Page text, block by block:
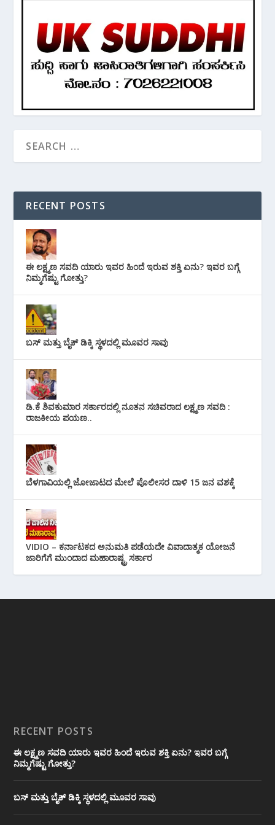
RECENT POSTS
ಈ ಲಕ್ಷ್ಮಣ ಸವದಿ ಯಾರು ಇವರ ಹಿಂದೆ ಇರುವ ಶಕ್ತಿ ಏನು? ಇವರ ಬಗ್ಗೆ
ನಿಮ್ಮಗೆಷ್ಟು ಗೋತ್ತು?
ಬಸ್ ಮತ್ತು ಬೈಕ್ ಡಿಕ್ಕಿ ಸ್ಥಳದಲ್ಲಿ ಮೂವರ ಸಾವು
ಡಿ.ಕೆ ಶಿವಕುಮಾರ ಸರ್ಕಾರದಲ್ಲಿ ನೂತನ ಸಚಿವರಾದ ಲಕ್ಷ್ಮಣ ಸವದಿ :
ರಾಜಕೀಯ ಪಯಣ..
ಬೆಳಗಾವಿಯಲ್ಲಿ ಜೋಜಾಟದ ಮೇಲೆ ಪೊಲೀಸರ ದಾಳಿ 15 ಜನ ವಶಕ್ಕೆ
VIDIO – ಕರ್ನಾಟಕದ ಅನುಮತಿ ಪಡೆಯದೇ ವಿವಾದಾತ್ಮಕ ಯೋಜನೆ
ಜಾರಿಗೆಗೆ ಮುಂದಾದ ಮಹಾರಾಷ್ಟ್ರ ಸರ್ಕಾರ
RECENT POSTS
ಈ ಲಕ್ಷ್ಮಣ ಸವದಿ ಯಾರು ಇವರ ಹಿಂದೆ ಇರುವ ಶಕ್ತಿ ಏನು? ಇವರ ಬಗ್ಗೆ
ನಿಮ್ಮಗೆಷ್ಟು ಗೋತ್ತು?
ಬಸ್ ಮತ್ತು ಬೈಕ್ ಡಿಕ್ಕಿ ಸ್ಥಳದಲ್ಲಿ ಮೂವರ ಸಾವು